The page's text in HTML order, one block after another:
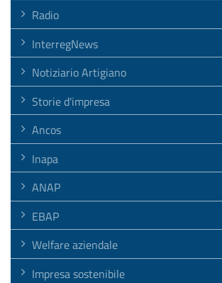
Radio
InterregNews
Notiziario Artigiano
Storie d'impresa
Ancos
Inapa
ANAP
EBAP
Welfare aziendale
Impresa sostenibile